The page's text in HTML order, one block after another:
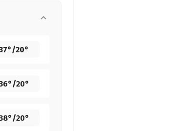
/20°
/20°
/20°